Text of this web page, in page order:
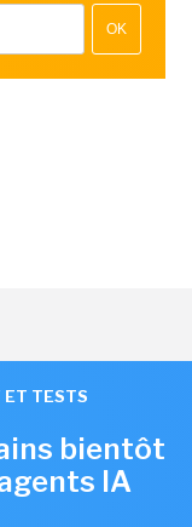
OK
ET TESTS
bientôt
IA